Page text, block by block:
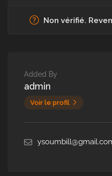
Non vérifié.
Added By
admin
Voir le profil